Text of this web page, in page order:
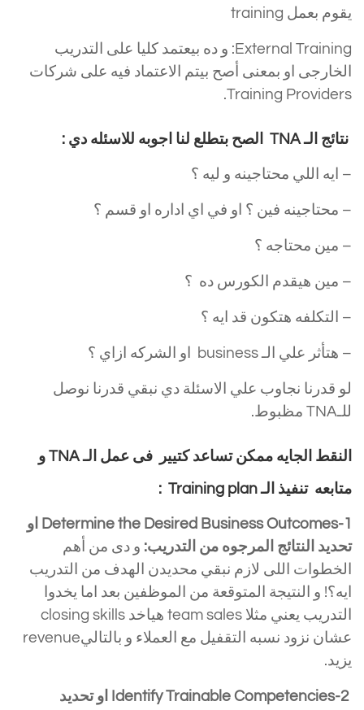
يقوم بعمل training
External Training: و ده بيعتمد كليا على التدريب
الخارجى او بمعنى أصح بيتم الاعتماد فيه على شركات
Training Providers.
نتائج الـTNA الصح بتطلع لنا اجوبه للاسئله دي :
– ايه اللي محتاجينه و ليه ؟
– محتاجينه فين ؟ او في اي اداره او قسم ؟
– مين محتاجه ؟
– مين هيقدم الكورس ده ؟
– التكلفه هتكون قد ايه ؟
– هتأثر علي الـ business او الشركه ازاي ؟
لو قدرنا نجاوب علي الاسئلة دي نبقي قدرنا نوصل
للـTNA مظبوط.
النقط الجايه ممكن تساعد كتيير فى عمل الـTNA و
متابعه تنفيذ الـTraining plan
:
Determine the Desired Business Outcomes-1 او
تحديد النتائج المرجوه من التدريب: و دى من أهم
الخطوات اللى لازم نبقي محديدن الهدف من التدريب
ايه؟! و النتيجة المتوقعة من الموظفين بعد اما يخدوا
التدريب يعني مثلا team sales هياخد closing skills
عشان نزود نسبه التقفيل مع العملاء و بالتاليrevenue
يزيد.
Identify Trainable Competencies-2 او تحديد